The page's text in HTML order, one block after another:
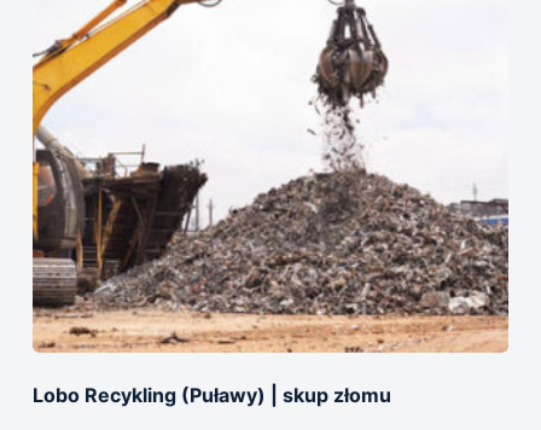
Lobo Recykling (Puławy) | skup złomu